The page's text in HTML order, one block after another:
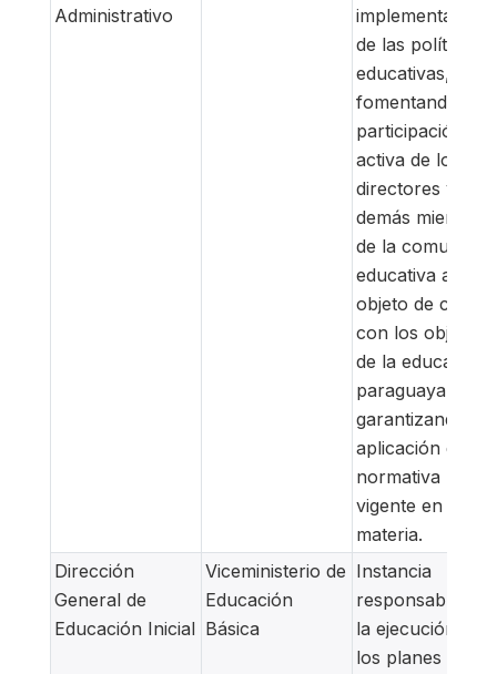
Administrativo
implementación
de las políticas
educativas,
fomentando la
participación
activa de los
directores y
demás
de la comunidad
educativa a
objeto de
con los objetivos
de la educación
paraguaya,
garantizando la
aplicación de la
normativa
vigente en la
materia.
Dirección
General de
Educación Inicial
Viceministerio de
Educación
Básica
Instancia
responsable de
la ejecución de
los planes y